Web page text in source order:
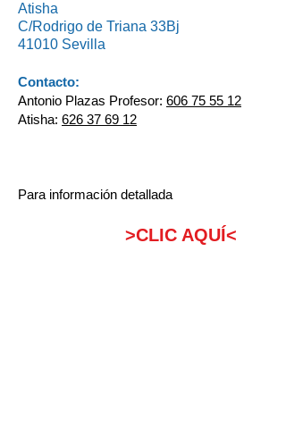
Atisha
C/Rodrigo de Triana 33Bj
41010 Sevilla
Contacto:
Antonio Plazas Profesor: 606 75 55 12
Atisha: 626 37 69 12
Para información detallada
>CLIC AQUÍ<